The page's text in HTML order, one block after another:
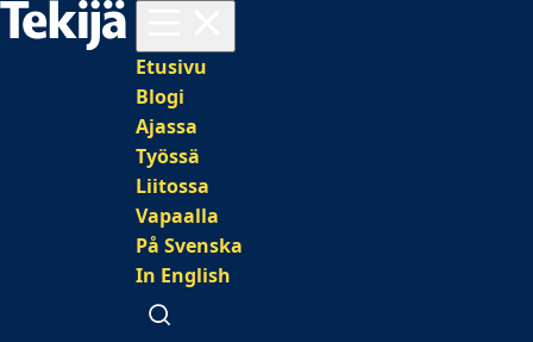
Päävalikko
Etusivu
Blogi
Ajassa
Työssä
Liitossa
Vapaalla
På Svenska
In English
Avaa haku